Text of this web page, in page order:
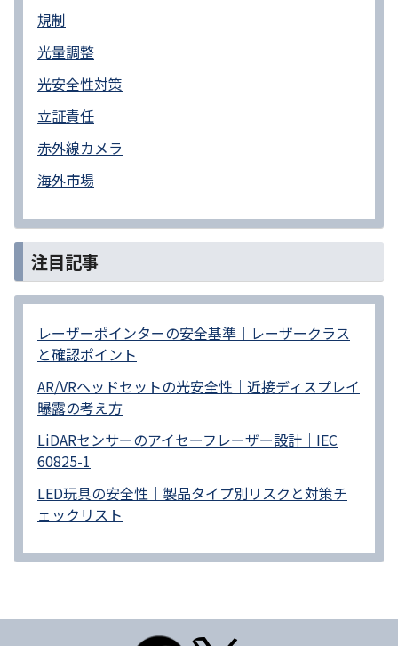
規制
光量調整
光安全性対策
立証責任
赤外線カメラ
海外市場
注目記事
レーザーポインターの安全基準｜レーザークラス
と確認ポイント
AR/VRヘッドセットの光安全性｜近接ディスプレイ
曝露の考え方
LiDARセンサーのアイセーフレーザー設計｜IEC
60825-1
LED玩具の安全性｜製品タイプ別リスクと対策チ
ェックリスト